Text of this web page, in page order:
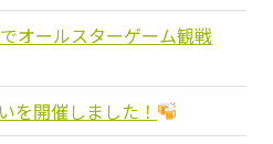
オールスターゲーム観戦
を開催しました！